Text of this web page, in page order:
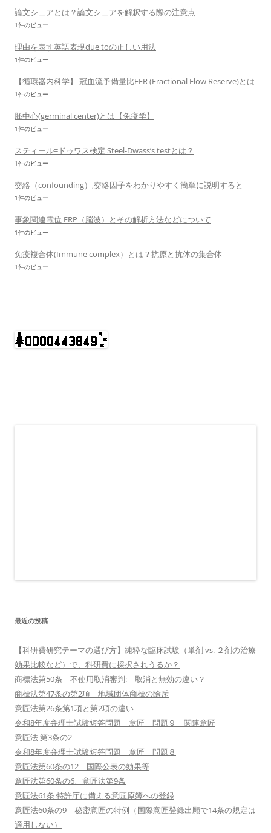
論文シェアとは？論文シェアを解釈する際の注意点
1件のビュー
理由を表す英語表現due toの正しい用法
1件のビュー
【循環器内科学】 冠血流予備量比FFR (Fractional Flow Reserve)とは
1件のビュー
胚中心(germinal center)とは【免疫学】
1件のビュー
スティール=ドゥワス検定 Steel-Dwass’s testとは？
1件のビュー
交絡（confounding）,交絡因子をわかりやすく簡単に説明すると
1件のビュー
事象関連電位 ERP（脳波）とその解析方法などについて
1件のビュー
免疫複合体(Immune complex）とは？抗原と抗体の集合体
1件のビュー
最近の投稿
【科研費研究テーマの選び方】純粋な臨床試験（単剤 vs. ２剤の治療
効果比較など）で、科研費に採択されうるか？
商標法第50条 不使用取消審判: 取消と無効の違い？
商標法第47条の第2項 地域団体商標の除斥
意匠法第26条第1項と第2項の違い
令和8年度弁理士試験短答問題 意匠 問題９ 関連意匠
意匠法 第3条の2
令和8年度弁理士試験短答問題 意匠 問題８
意匠法第60条の12 国際公表の効果等
意匠法第60条の6、意匠法第9条
意匠法61条 特許庁に備える意匠原簿への登録
意匠法60条の9 秘密意匠の特例（国際意匠登録出願で14条の規定は
適用しない）